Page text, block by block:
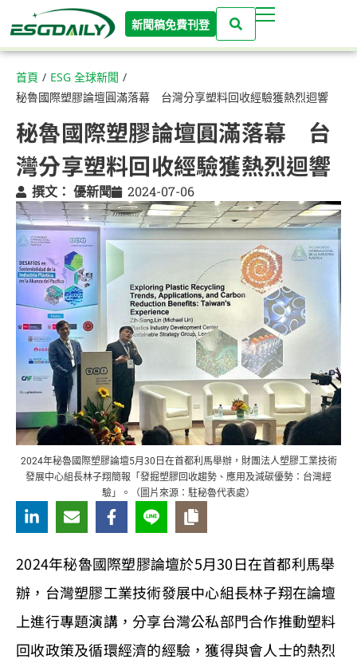
新聞稿免費刊登
首頁 / ESG 全球新聞 /
秘魯國際塑膠論壇圓滿落幕 台灣分享塑料回收經驗獲熱烈迴響
秘魯國際塑膠論壇圓滿落幕 台
灣分享塑料回收經驗獲熱烈迴響
撰文： 優新聞 2024-07-06
2024年秘魯國際塑膠論壇5月30日在首都利馬舉辦，財團法人塑膠工業技術
發展中心組長林子翔簡報「發掘塑膠回收趨勢、應用及減碳優勢：台灣經
驗」。（圖片來源：駐秘魯代表處）
2024年秘魯國際塑膠論壇於5月30日在首都利馬舉
辦，台灣塑膠工業技術發展中心組長林子翔在論壇
上進行專題演講，分享台灣公私部門合作推動塑料
回收政策及循環經濟的經驗，獲得與會人士的熱烈